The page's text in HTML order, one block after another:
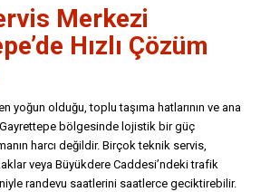
Merkezi
Hızlı Çözüm
yoğun olduğu, toplu taşıma hatlarının ve ana
bölgesinde lojistik bir güç
harcı değildir. Birçok teknik servis,
veya Büyükdere Caddesi’ndeki trafik
randevu saatlerini saatlerce geciktirebilir.